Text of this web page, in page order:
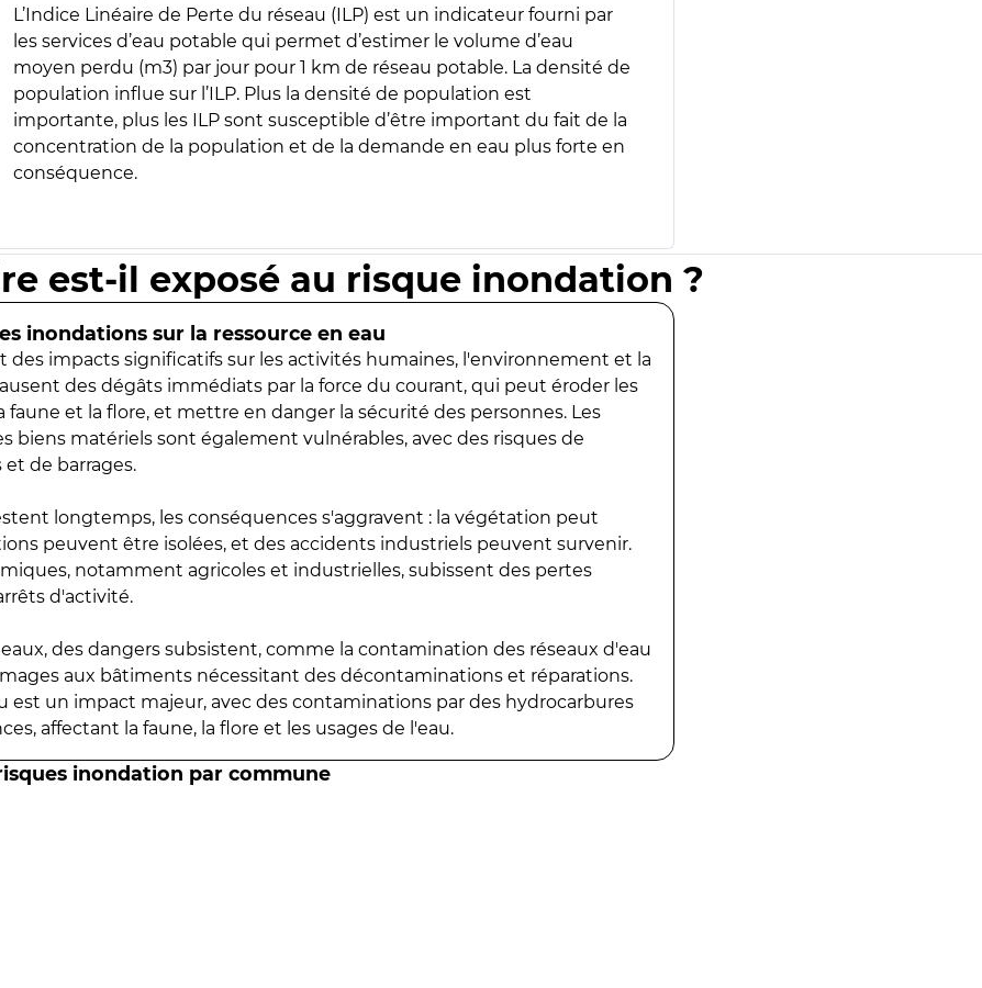
L’Indice Linéaire de Perte du réseau (ILP) est un indicateur fourni par
les services d’eau potable qui permet d’estimer le volume d’eau
moyen perdu (m3) par jour pour 1 km de réseau potable. La densité de
population influe sur l’ILP. Plus la densité de population est
importante, plus les ILP sont susceptible d’être important du fait de la
concentration de la population et de la demande en eau plus forte en
conséquence.
est-il exposé au risque inondation ?
inondations sur la ressource en eau
des impacts significatifs sur les activités humaines, l'environnement et la
des dégâts immédiats par la force du courant, qui peut éroder les
faune et la flore, et mettre en danger la sécurité des personnes. Les
biens matériels sont également vulnérables, avec des risques de
de barrages.
longtemps, les conséquences s'aggravent : la végétation peut
peuvent être isolées, et des accidents industriels peuvent survenir.
notamment agricoles et industrielles, subissent des pertes
d'activité.
des dangers subsistent, comme la contamination des réseaux d'eau
aux bâtiments nécessitant des décontaminations et réparations.
est un impact majeur, avec des contaminations par des hydrocarbures
affectant la faune, la flore et les usages de l'eau.
inondation par commune